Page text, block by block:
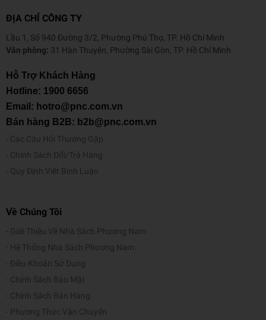
ĐỊA CHỈ CÔNG TY
Lầu 1, Số 940 Đường 3/2, Phường Phú Thọ, TP. Hồ Chí Minh
Văn phòng: 31 Hàn Thuyên, Phường Sài Gòn, TP. Hồ Chí Minh
Hỗ Trợ Khách Hàng
Hotline: 1900 6656
Email: hotro@pnc.com.vn
Bán hàng B2B: b2b@pnc.com.vn
Các Câu Hỏi Thường Gặp
Chính Sách Đổi/Trả Hàng
Quy Định Viết Bình Luận
Về Chúng Tôi
Giới Thiệu Về Nhà Sách Phương Nam
Hệ Thống Nhà Sách Phương Nam
Điều Khoản Sử Dụng
Chính Sách Bảo Mật
Chính Sách Bán Hàng
Phương Thức Vận Chuyển